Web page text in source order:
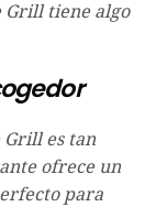
Grill tiene algo
Grill es tan
ofrece un
para